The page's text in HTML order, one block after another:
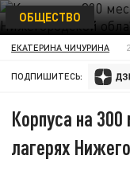
ОБЩЕСТВО
ЕКАТЕРИНА ЧИЧУРИНА
ПОДПИШИТЕСЬ:
Корпуса на
лагерях